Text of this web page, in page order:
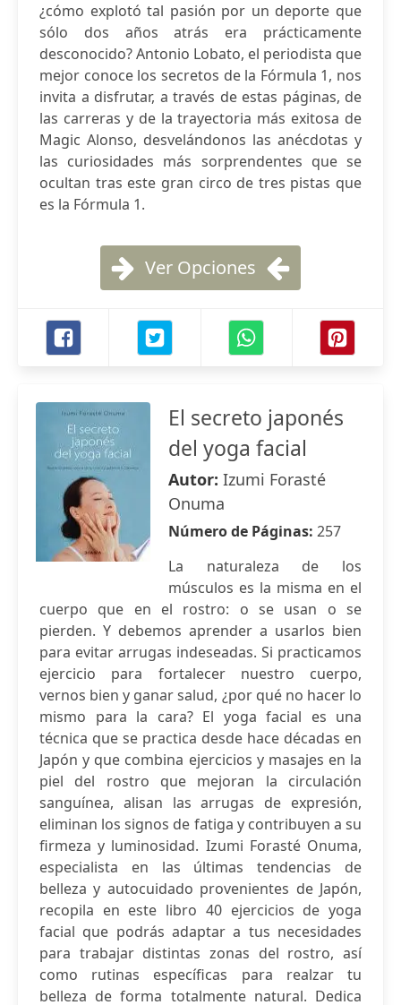
¿cómo explotó tal pasión por un deporte que
sólo dos años atrás era prácticamente
desconocido? Antonio Lobato, el periodista que
mejor conoce los secretos de la Fórmula 1, nos
invita a disfrutar, a través de estas páginas, de
las carreras y de la trayectoria más exitosa de
Magic Alonso, desvelándonos las anécdotas y
las curiosidades más sorprendentes que se
ocultan tras este gran circo de tres pistas que
es la Fórmula 1.
Ver Opciones
El secreto japonés
del yoga facial
Autor: Izumi Forasté
Onuma
Número de Páginas: 257
La naturaleza de los
músculos es la misma en el
cuerpo que en el rostro: o se usan o se
pierden. Y debemos aprender a usarlos bien
para evitar arrugas indeseadas. Si practicamos
ejercicio para fortalecer nuestro cuerpo,
vernos bien y ganar salud, ¿por qué no hacer lo
mismo para la cara? El yoga facial es una
técnica que se practica desde hace décadas en
Japón y que combina ejercicios y masajes en la
piel del rostro que mejoran la circulación
sanguínea, alisan las arrugas de expresión,
eliminan los signos de fatiga y contribuyen a su
firmeza y luminosidad. Izumi Forasté Onuma,
especialista en las últimas tendencias de
belleza y autocuidado provenientes de Japón,
recopila en este libro 40 ejercicios de yoga
facial que podrás adaptar a tus necesidades
para trabajar distintas zonas del rostro, así
como rutinas específicas para realzar tu
belleza de forma totalmente natural. Dedica